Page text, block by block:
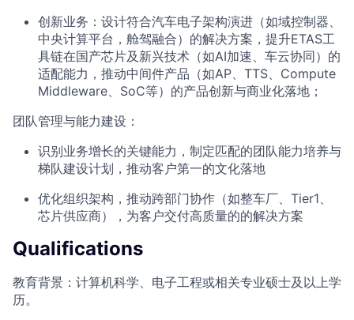
创新业务：设计符合汽车电子架构演进（如域控制器、
中央计算平台，舱驾融合）的解决方案，提升ETAS工
具链在国产芯片及新兴技术（如AI加速、车云协同）的
适配能力，推动中间件产品（如AP、TTS、Compute
Middleware、SoC等）的产品创新与商业化落地；
团队管理与能力建设‌：
识别业务增长的关键能力，制定匹配的团队能力培养与
梯队建设计划，推动客户第一的文化落地
优化组织架构，推动跨部门协作（如整车厂、Tier1、
芯片供应商），为客户交付高质量的的解决方案
Qualifications
教育背景‌：计算机科学、电子工程或相关专业硕士及以上学
历。